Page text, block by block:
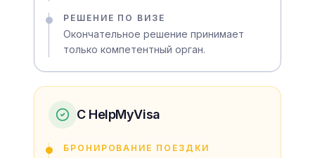
РЕШЕНИЕ ПО ВИЗЕ
Окончательное решение принимает
только компетентный орган.
С HelpMyVisa
БРОНИРОВАНИЕ ПОЕЗДКИ